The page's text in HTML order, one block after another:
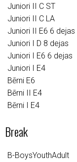
Juniori II C ST
Juniori II C LA
Juniori II E6 6 dejas
Juniori I D 8 dejas
Juniori I E6 6 dejas
Juniori I E4
Bērni E6
Bērni II E4
Bērni I E4
Break
B-BoysYouthAdult